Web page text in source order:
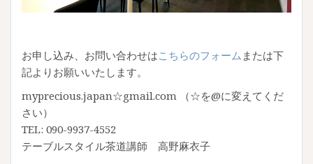
お申し込み、お問い合わせはこちらのフォーム または下
記よりお願いいたします。
myprecious.japan☆gmail.com （☆を@に変えてくだ
さい）
TEL: 090-9937-4552
テーブルスタイル茶道講師 高野麻衣子